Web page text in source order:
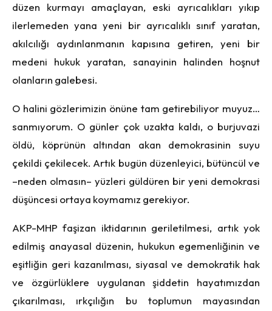
düzen kurmayı amaçlayan, eski ayrıcalıkları yıkıp
ilerlemeden yana yeni bir ayrıcalıklı sınıf yaratan,
akılcılığı aydınlanmanın kapısına getiren, yeni bir
medeni hukuk yaratan, sanayinin halinden hoşnut
olanların galebesi.
O halini gözlerimizin önüne tam getirebiliyor muyuz…
sanmıyorum. O günler çok uzakta kaldı, o burjuvazi
öldü, köprünün altından akan demokrasinin suyu
çekildi çekilecek. Artık bugün düzenleyici, bütüncül ve
–neden olmasın– yüzleri güldüren bir yeni demokrasi
düşüncesi ortaya koymamız gerekiyor.
AKP-MHP faşizan iktidarının geriletilmesi, artık yok
edilmiş anayasal düzenin, hukukun egemenliğinin ve
eşitliğin geri kazanılması, siyasal ve demokratik hak
ve özgürlüklere uygulanan şiddetin hayatımızdan
çıkarılması, ırkçılığın bu toplumun mayasından